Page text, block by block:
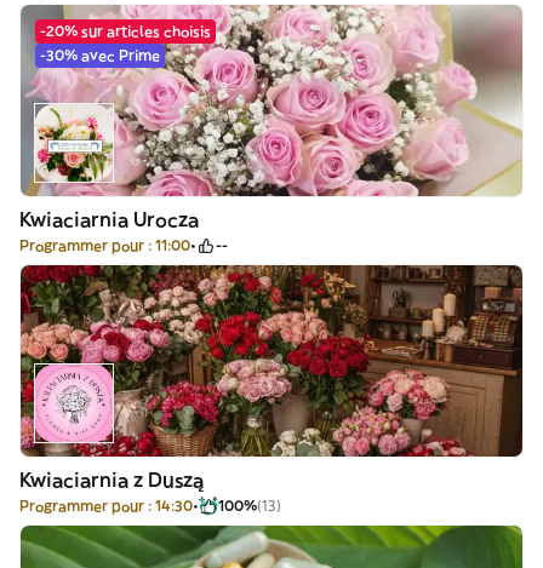
-20% sur articles choisis
-30% avec Prime
Kwiaciarnia Urocza
Programmer pour : 11:00 --
Kwiaciarnia z Duszą
Programmer pour : 14:30 100%(13)